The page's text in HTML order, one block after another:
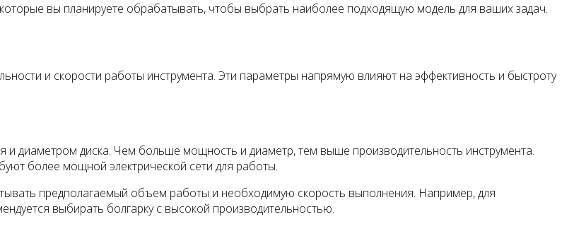
вы планируете обрабатывать, чтобы выбрать наиболее подходящую модель для ваших задач.
и скорости работы инструмента. Эти параметры напрямую влияют на эффективность и быстроту
и диаметром диска. Чем больше мощность и диаметр, тем выше производительность инструмента.
более мощной электрической сети для работы.
предполагаемый объем работы и необходимую скорость выполнения. Например, для
выбирать болгарку с высокой производительностью.